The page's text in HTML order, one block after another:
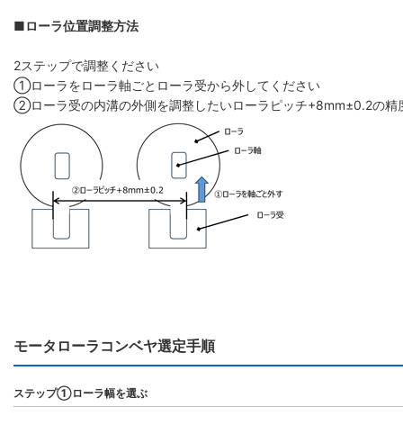
■ローラ位置調整方法
2ステップで調整ください
①ローラをローラ軸ごとローラ受から外してください
②ローラ受の内溝の外側を調整したいローラピッチ+8mm±0.2の精
モータローラコンベヤ選定手順
ステップ①ローラ幅を選ぶ